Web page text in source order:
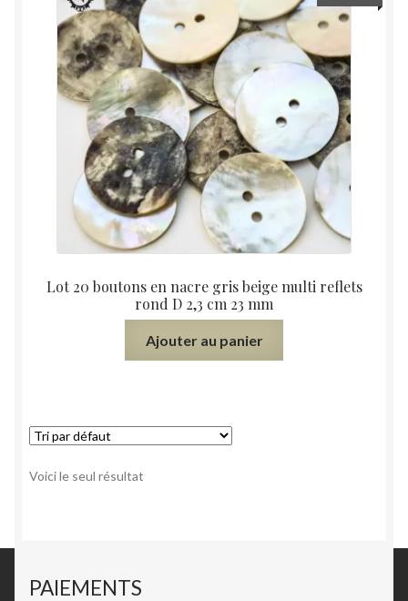
Lot 20 boutons en nacre gris beige multi reflets
rond D 2,3 cm 23 mm
Ajouter au panier
Voici le seul résultat
PAIEMENTS